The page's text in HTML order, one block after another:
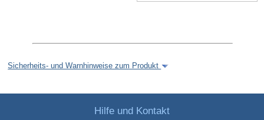
Sicherheits- und Warnhinweise zum Produkt
Hilfe und Kontakt